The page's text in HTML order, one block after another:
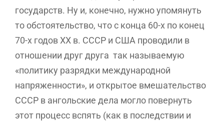
государств. Ну и, конечно, нужно упомянуть
то обстоятельство, что с конца 60-х по конец
70-х годов ХХ в. СССР и США проводили в
отношении друг друга так называемую
«политику разрядки международной
напряженности», и открытое вмешательство
СССР в ангольские дела могло повернуть
этот процесс вспять (как в последствии и